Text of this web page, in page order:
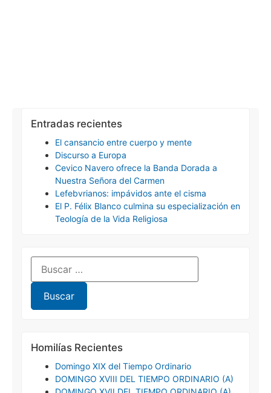
Entradas recientes
El cansancio entre cuerpo y mente
Discurso a Europa
Cevico Navero ofrece la Banda Dorada a
Nuestra Señora del Carmen
Lefebvrianos: impávidos ante el cisma
El P. Félix Blanco culmina su especialización en
Teología de la Vida Religiosa
Homilías Recientes
Domingo XIX del Tiempo Ordinario
DOMINGO XVIII DEL TIEMPO ORDINARIO (A)